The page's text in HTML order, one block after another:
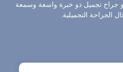
هو جراح تجميل ذو خبرة واسعة وسمعة
الجراحة التجميلية.